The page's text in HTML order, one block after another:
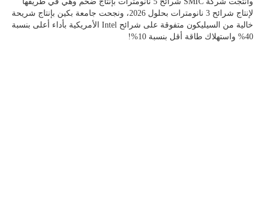
لإنتاج شرائح 3 نانومترات بحلول 2026، ونجحت جامعة بكين بإنتاج شريحة
خالية من السيليكون متفوقة على شرائح Intel الأمريكية بأداء أعلى بنسبة
40% واستهلاك طاقة أقل بنسبة 10%!